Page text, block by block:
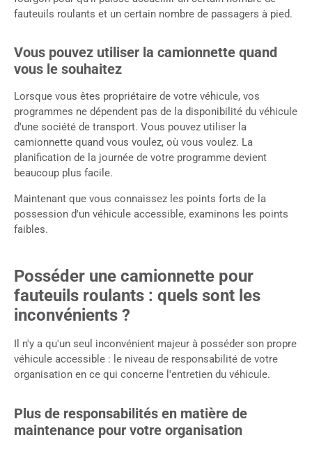
fauteuils roulants et un certain nombre de passagers à pied.
Vous pouvez utiliser la camionnette quand
vous le souhaitez
Lorsque vous êtes propriétaire de votre véhicule, vos
programmes ne dépendent pas de la disponibilité du véhicule
d'une société de transport. Vous pouvez utiliser la
camionnette quand vous voulez, où vous voulez. La
planification de la journée de votre programme devient
beaucoup plus facile.
Maintenant que vous connaissez les points forts de la
possession d'un véhicule accessible, examinons les points
faibles.
Posséder une camionnette pour
fauteuils roulants : quels sont les
inconvénients ?
Il n'y a qu'un seul inconvénient majeur à posséder son propre
véhicule accessible : le niveau de responsabilité de votre
organisation en ce qui concerne l'entretien du véhicule.
Plus de responsabilités en matière de
maintenance pour votre organisation